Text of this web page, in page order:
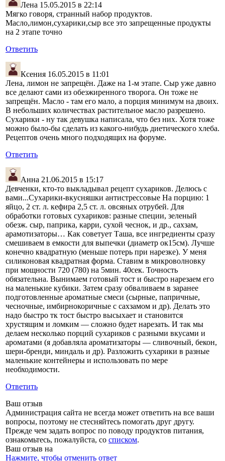
Лена 15.05.2015 в 22:14
Мягко говоря, странный набор продуктов.
Масло,лимон,сухарики,сыр все это запрещенные продукты
на 2 этапе точно
Ответить
Ксения 16.05.2015 в 11:01
Лена, лимон не запрещён. Даже на 1-м этапе. Сыр уже давно
все делают сами из обезжиренного творога. Он тоже не
запрещён. Масло - там его мало, а порция минимум на двоих.
В небольших количествах растительное масло разрешено.
Сухарики - ну так девушка написала, что без них. Хотя тоже
можно было-бы сделать из какого-нибудь диетического хлеба.
Рецептов очень много подходящих на форуме.
Ответить
Анна 21.06.2015 в 15:17
Девченки, кто-то выкладывал рецепт сухариков. Делюсь с
вами...Cухарики-вкусняшки антистрессовые На порцию: 1
яйцо, 2 ст. л. кефира 2,5 ст. л. овсяных отрубей. Для
обработки готовых сухариков: разные специи, зеленый
обезж. сыр, паприка, карри, сухой чеснок, и др., сахзам,
арамотизаторы… Как советует Таша, все ингредиенты сразу
смешиваем в емкости для выпечки (диаметр ок15см). Лучше
конечно квадратную (меньше потерь при нарезке). У меня
силиконовая квадратная форма. Ставим в микроволновку
при мощности 720 (780) на 5мин. 40сек. Точность
обязательна. Вынимаем готовый тост и быстро нарезаем его
на маленькие кубики. Затем сразу обваливаем в заранее
подготовленные ароматные смеси (сырные, папричные,
чесночные, имбирнокоричные с сахзамом и др). Делать это
надо быстро тк тост быстро высыхает и становится
хрустящим и ломким — сложно будет нарезать. И так мы
делаем несколько порций сухариков с разными вкусами и
ароматами (я добавляла ароматизаторы — сливочный, бекон,
шери-бренди, миндаль и др). Разложить сухарики в разные
маленькие контейнеры и использовать по мере
необходимости.
Ответить
Ваш отзыв
Администрация сайта не всегда может ответить на все ваши
вопросы, поэтому не стесняйтесь помогать друг другу.
Прежде чем задать вопрос по поводу продуктов питания,
ознакомьтесь, пожалуйста, со списком.
Ваш отзыв на
Нажмите, чтобы отменить ответ